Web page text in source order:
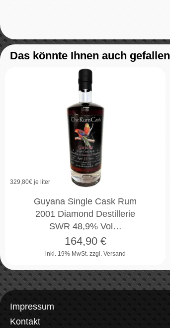
Das könnte Ihnen auch gefallen
329,80€ je liter
Guyana Single Cask Rum
2001 Diamond Destillerie
SWR 48,9% Vol…
inkl. 19% MwSt. zzgl. Versand
164,90€
Impressum
Kontakt